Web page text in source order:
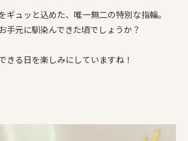
ギュッと込めた、唯一無二の特別な指輪。
手元に馴染んできた頃でしょうか？
きる日を楽しみにしていますね！